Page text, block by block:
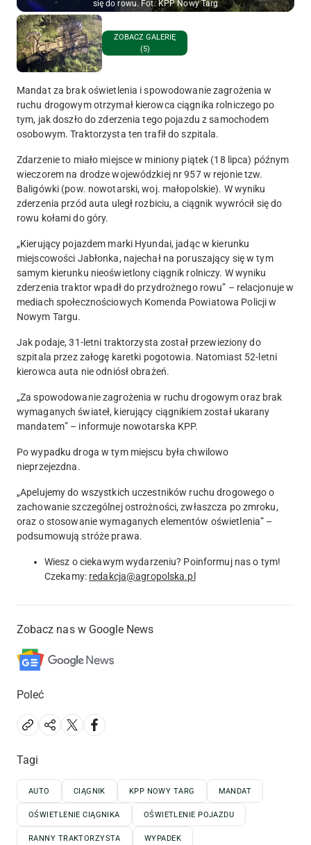
się do rowu. Fot. KPP Nowy Targ
ZOBACZ GALERIĘ
(5)
Mandat za brak oświetlenia i spowodowanie zagrożenia w
ruchu drogowym otrzymał kierowca ciągnika rolniczego po
tym, jak doszło do zderzenia tego pojazdu z samochodem
osobowym. Traktorzysta ten trafił do szpitala.
Zdarzenie to miało miejsce w miniony piątek (18 lipca) późnym
wieczorem na drodze wojewódzkiej nr 957 w rejonie tzw.
Baligówki (pow. nowotarski, woj. małopolskie). W wyniku
zderzenia przód auta uległ rozbiciu, a ciągnik wywrócił się do
rowu kołami do góry.
„Kierujący pojazdem marki Hyundai, jadąc w kierunku
miejscowości Jabłonka, najechał na poruszający się w tym
samym kierunku nieoświetlony ciągnik rolniczy. W wyniku
zderzenia traktor wpadł do przydrożnego rowu” – relacjonuje w
mediach społecznościowych Komenda Powiatowa Policji w
Nowym Targu.
Jak podaje,31-letni traktorzysta został przewieziony do
szpitala przez załogę karetki pogotowia. Natomiast 52-letni
kierowca auta nie odniósł obrażeń.
„Za spowodowanie zagrożenia w ruchu drogowym oraz brak
wymaganych świateł, kierujący ciągnikiem został ukarany
mandatem” – informuje nowotarska KPP.
Po wypadku droga w tym miejscu była chwilowo
nieprzejezdna.
„Apelujemy do wszystkich uczestników ruchu drogowego o
zachowanie szczególnej ostrożności, zwłaszcza po zmroku,
oraz o stosowanie wymaganych elementów oświetlenia” –
podsumowują stróże prawa.
Wiesz o ciekawym wydarzeniu? Poinformuj nas o tym!
Czekamy: redakcja@agropolska.pl
Zobacz nas w Google News
Poleć
Tagi
AUTO CIĄGNIK KPP NOWY TARG MANDAT
OŚWIETLENIE CIĄGNIKA OŚWIETLENIE POJAZDU
RANNY TRAKTORZYSTA WYPADEK